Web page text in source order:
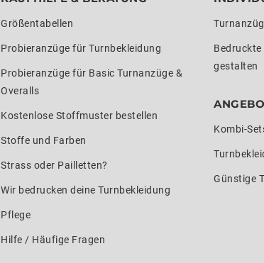
Größentabellen
Probieranzüge für Turnbekleidung
Probieranzüge für Basic Turnanzüge &
Overalls
Kostenlose Stoffmuster bestellen
Stoffe und Farben
Strass oder Pailletten?
Wir bedrucken deine Turnbekleidung
Pflege
Hilfe / Häufige Fragen
Bedruckte
gestalten
Kombi-
Günstige